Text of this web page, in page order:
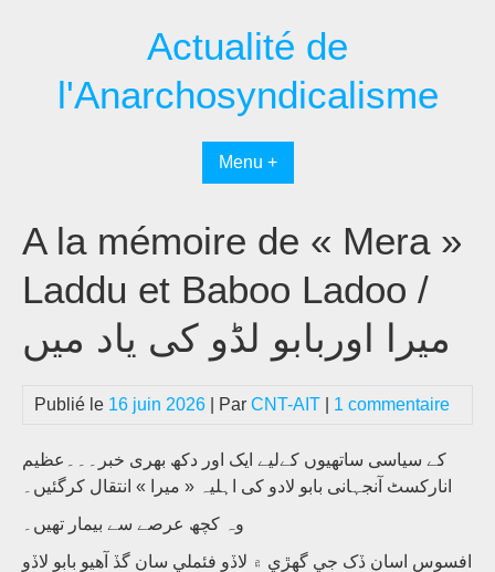
Actualité de
l'Anarchosyndicalisme
Menu +
A la mémoire de « Mera »
Laddu et Baboo Ladoo /
میرا اوربابو لڈو کی یاد میں
Publié le 16 juin 2026 | Par CNT-AIT 1 commentaire
کے سیاسی ساتھیوں کےلیے ایک اور دکھ بھری خبر۔۔۔عظیم
انارکسٹ آنجہانی بابو لادو کی اہلیہ « میرا » انتقال کرگئیں۔
وہ کچھ عرصے سے بیمار تھیں۔
افسوس اسان ڏک جي گھڙي ۾ لاڏو فئملي سان گڏ آھيو بابو لاڏو